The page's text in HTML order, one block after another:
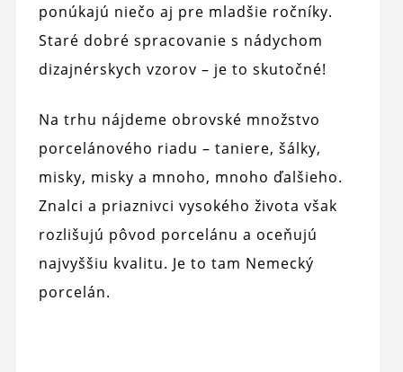
ponúkajú niečo aj pre mladšie ročníky.
Staré dobré spracovanie s nádychom
dizajnérskych vzorov – je to skutočné!
Na trhu nájdeme obrovské množstvo
porcelánového riadu – taniere, šálky,
misky, misky a mnoho, mnoho ďalšieho.
Znalci a priaznivci vysokého života však
rozlišujú pôvod porcelánu a oceňujú
najvyššiu kvalitu. Je to tam Nemecký
porcelán.